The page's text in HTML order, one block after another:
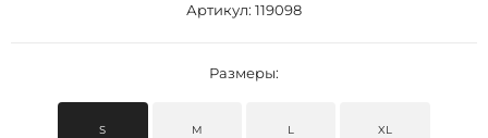
Артикул: 119098
Размеры:
S M L XL